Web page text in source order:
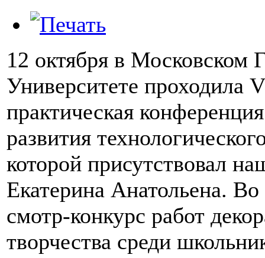
12 октября в Московском
Университете проходила
практическая
развития
которой присутствовал
Екатерина Анатольена.
смотр-конкурс работ
творчества среди